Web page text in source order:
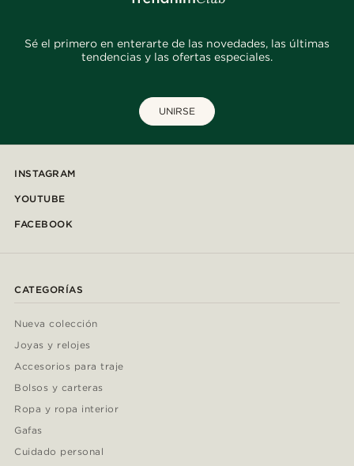
Sé el primero en enterarte de las novedades, las últimas
tendencias y las ofertas especiales.
UNIRSE
INSTAGRAM
YOUTUBE
FACEBOOK
CATEGORÍAS
Nueva colección
Joyas y relojes
Accesorios para traje
Bolsos y carteras
Ropa y ropa interior
Gafas
Cuidado personal